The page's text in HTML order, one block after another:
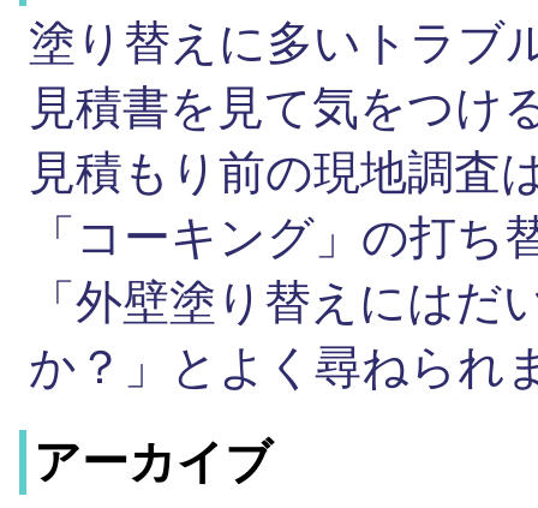
塗り替えに多いトラブ
見積書を見て気をつ
見積もり前の現地調査
「コーキング」の打ち
「外壁塗り替えには
か？」とよく尋ねられ
アーカイブ